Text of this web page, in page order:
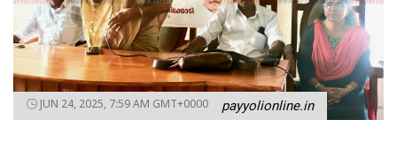
JUN 24, 2025, 7:59 AM GMT+0000 payyolionline.in